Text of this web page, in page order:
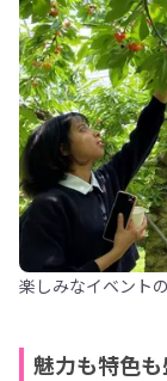
楽しみなイベント
魅力も特色